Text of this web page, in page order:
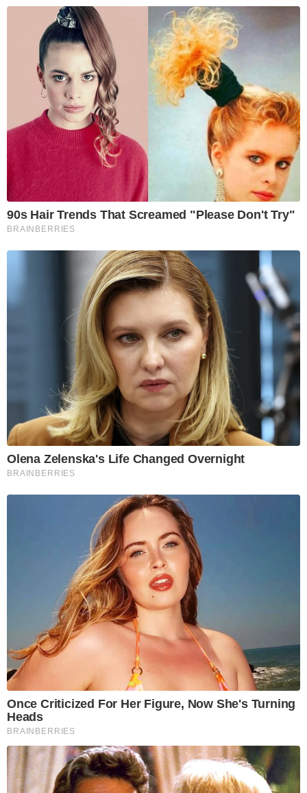
90s Hair Trends That Screamed "Please Don't Try"
BRAINBERRIES
Olena Zelenska's Life Changed Overnight
BRAINBERRIES
Once Criticized For Her Figure, Now She's Turning
Heads
BRAINBERRIES